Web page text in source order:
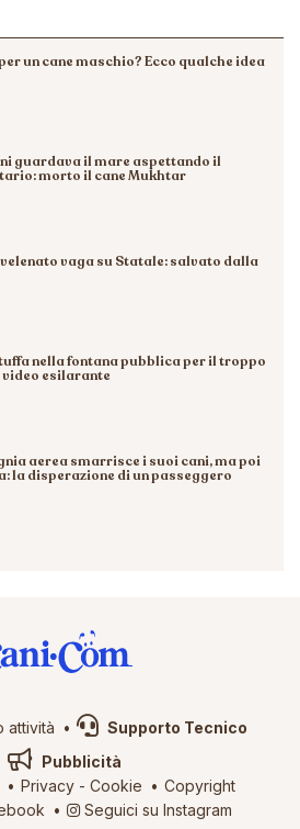
un cane maschio? Ecco qualche idea
guardava il mare aspettando il
morto il cane Mukhtar
vaga su Statale: salvato dalla
nella fontana pubblica per il troppo
video esilarante
aerea smarrisce i suoi cani, ma poi
la disperazione di un passeggero
attività
Supporto Tecnico
Pubblicità
Privacy- Cookie
Copyright
Seguici su Instagram